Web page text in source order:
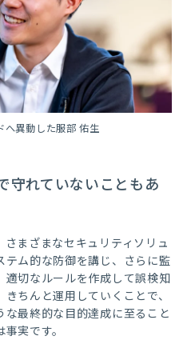
へ異動した服部 佑生
守れていないこともあ
さまざまなセキュリティソリュ
テム的な防御を講じ、さらに監
適切なルールを作成して誤検知
ちんと運用していくことで、
な最終的な目的達成に至ること
実です。